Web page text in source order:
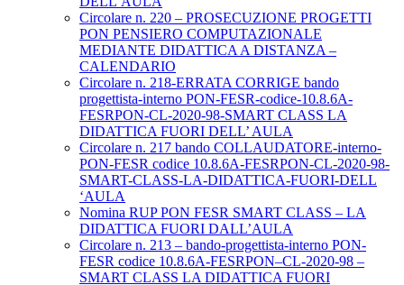
Circolare n. 220 – PROSECUZIONE PROGETTI
PON PENSIERO COMPUTAZIONALE
MEDIANTE DIDATTICA A DISTANZA –
CALENDARIO
Circolare n. 218-ERRATA CORRIGE bando
progettista-interno PON-FESR-codice-10.8.6A-
FESRPON-CL-2020-98-SMART CLASS LA
DIDATTICA FUORI DELL’ AULA
Circolare n. 217 bando COLLAUDATORE-interno-
PON-FESR codice 10.8.6A-FESRPON-CL-2020-98-
SMART-CLASS-LA-DIDATTICA-FUORI-DELL
‘AULA
Nomina RUP PON FESR SMART CLASS – LA
DIDATTICA FUORI DALL’AULA
Circolare n. 213 – bando-progettista-interno PON-
FESR codice 10.8.6A-FESRPON–CL-2020-98 –
SMART CLASS LA DIDATTICA FUORI